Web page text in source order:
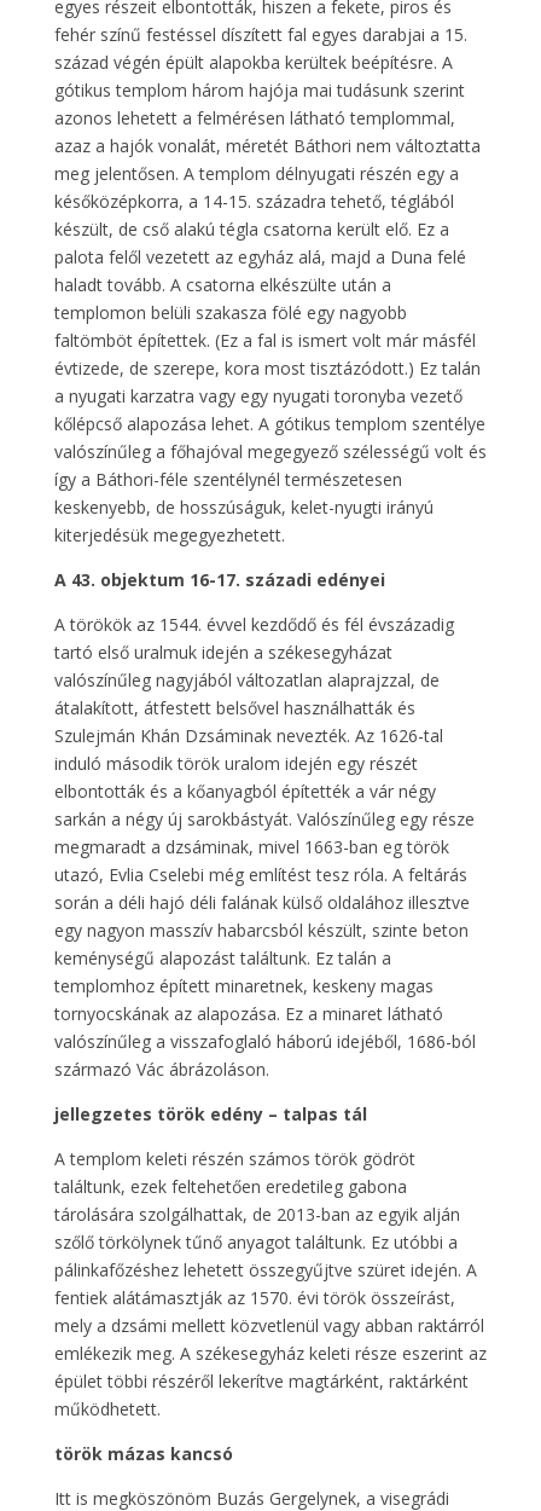
egyes részeit elbontották, hiszen a fekete, piros és
fehér színű festéssel díszített fal egyes darabjai a 15.
század végén épült alapokba kerültek beépítésre. A
gótikus templom három hajója mai tudásunk szerint
azonos lehetett a felmérésen látható templommal,
azaz a hajók vonalát, méretét Báthori nem változtatta
meg jelentősen. A templom délnyugati részén egy a
későközépkorra, a 14-15. századra tehető, téglából
készült, de cső alakú tégla csatorna került elő. Ez a
palota felől vezetett az egyház alá, majd a Duna felé
haladt tovább. A csatorna elkészülte után a
templomon belüli szakasza fölé egy nagyobb
faltömböt építettek. (Ez a fal is ismert volt már másfél
évtizede, de szerepe, kora most tisztázódott.) Ez talán
a nyugati karzatra vagy egy nyugati toronyba vezető
kőlépcső alapozása lehet. A gótikus templom szentélye
valószínűleg a főhajóval megegyező szélességű volt és
így a Báthori-féle szentélynél természetesen
keskenyebb, de hosszúságuk, kelet-nyugti irányú
kiterjedésük megegyezhetett.
A 43. objektum 16-17. századi edényei
A törökök az 1544. évvel kezdődő és fél évszázadig
tartó első uralmuk idején a székesegyházat
valószínűleg nagyjából változatlan alaprajzzal, de
átalakított, átfestett belsővel használhatták és
Szulejmán Khán Dzsáminak nevezték. Az 1626-tal
induló második török uralom idején egy részét
elbontották és a kőanyagból építették a vár négy
sarkán a négy új sarokbástyát. Valószínűleg egy része
megmaradt a dzsáminak, mivel 1663-ban eg török
utazó, Evlia Cselebi még említést tesz róla. A feltárás
során a déli hajó déli falának külső oldalához illesztve
egy nagyon masszív habarcsból készült, szinte beton
keménységű alapozást találtunk. Ez talán a
templomhoz épített minaretnek, keskeny magas
tornyocskának az alapozása. Ez a minaret látható
valószínűleg a visszafoglaló háború idejéből, 1686-ból
származó Vác ábrázoláson.
jellegzetes török edény – talpas tál
A templom keleti részén számos török gödröt
találtunk, ezek feltehetően eredetileg gabona
tárolására szolgálhattak, de 2013-ban az egyik alján
szőlő törkölynek tűnő anyagot találtunk. Ez utóbbi a
pálinkafőzéshez lehetett összegyűjtve szüret idején. A
fentiek alátámasztják az 1570. évi török összeírást,
mely a dzsámi mellett közvetlenül vagy abban raktárról
emlékezik meg. A székesegyház keleti része eszerint az
épület többi részéről lekerítve magtárként, raktárként
működhetett.
török mázas kancsó
Itt is megköszönöm Buzás Gergelynek, a visegrádi